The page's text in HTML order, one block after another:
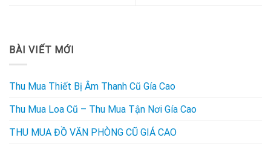
BÀI VIẾT MỚI
Thu Mua Thiết Bị Âm Thanh Cũ Gía Cao
Thu Mua Loa Cũ – Thu Mua Tận Nơi Gía Cao
THU MUA ĐỒ VĂN PHÒNG CŨ GIÁ CAO